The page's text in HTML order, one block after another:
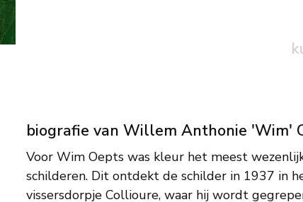
biografie van Willem Anthonie 'Wim'
Voor Wim Oepts was kleur het meest
schilderen. Dit ontdekt de schilder in 1937 in
vissersdorpje Collioure, waar hij wordt
onrealistische kleuren rood, violet, fel geel, groen
1939 vestigt de schilder zich met zijn Franse vrouw
Parijs, waar hij schilderlessen volgt bij Othon